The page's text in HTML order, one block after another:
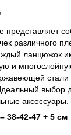
представляет
различного
ланцюжок
и
выбор
аксессуары.
38-42-47 + 5 см